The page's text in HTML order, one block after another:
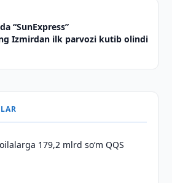
“SunExpress”
Izmirdan ilk parvozi kutib olindi
179,2 mlrd so‘m QQS